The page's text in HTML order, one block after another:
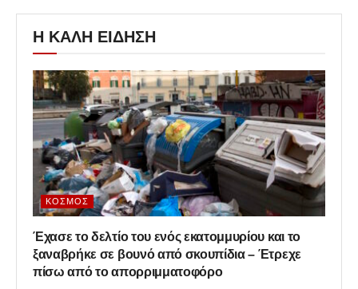
Η ΚΑΛΗ ΕΙΔΗΣΗ
ΚΌΣΜΟΣ
Έχασε το δελτίο του ενός εκατομμυρίου και το
ξαναβρήκε σε βουνό από σκουπίδια – Έτρεχε
πίσω από το απορριμματοφόρο